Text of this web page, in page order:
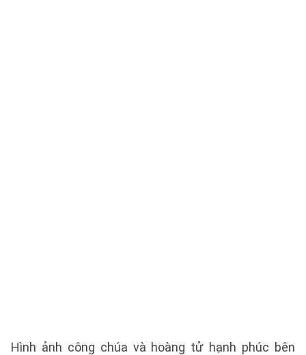
Hình ảnh công chúa và hoàng tử hạnh phúc bên